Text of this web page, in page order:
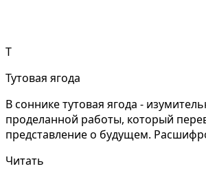
Т
Тутовая ягода
В соннике тутовая ягода -
проделанной работы, который
представление о будущем.
Читать